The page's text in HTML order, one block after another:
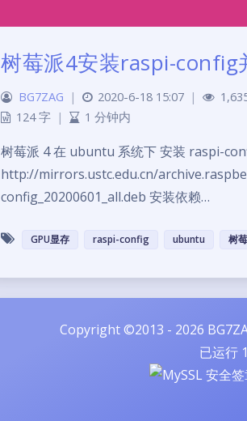
树莓派4安装raspi-config
BG7ZAG | 2020-6-18 15:07 |
124 字 | 1 分钟内
树莓派 4 在 ubuntu 系统下 安装 raspi-
http://mirrors.ustc.edu.cn/
config_20200601_all.deb 安装依赖…
GPU显存 raspi-config ubuntu 树
Copyright ©2013 - 2026
已运行